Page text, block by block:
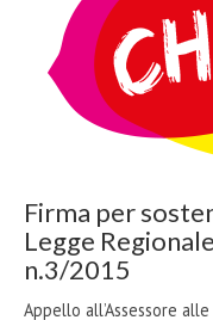
Firma per
Legge
n.3/2015
Appello all’Assessore